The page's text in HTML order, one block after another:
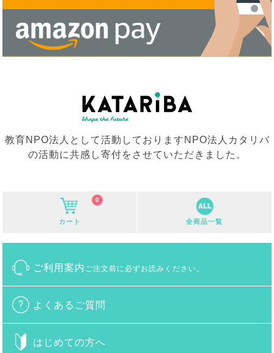
教育NPO法人として活動しておりますNPO法人カタリバ
の活動に共感し寄付をさせていただきました。
カート
0
全商品一覧
ご利用案内 ご注文前に必ずお読みください。
よくあるご質問
はじめての方へ